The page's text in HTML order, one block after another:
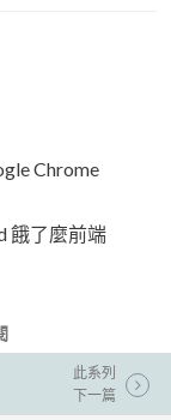
Chrome
餓了麼前端
此系列
下一篇